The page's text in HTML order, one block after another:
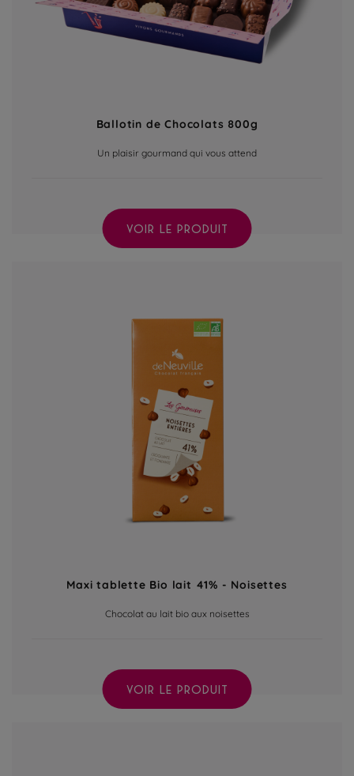
Ballotin de Chocolats 800g
Un plaisir gourmand qui vous attend
VOIR LE PRODUIT
Maxi tablette Bio lait 41% - Noisettes
Chocolat au lait bio aux noisettes
VOIR LE PRODUIT